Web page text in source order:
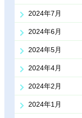
2024年7月
2024年6月
2024年5月
2024年4月
2024年2月
2024年1月